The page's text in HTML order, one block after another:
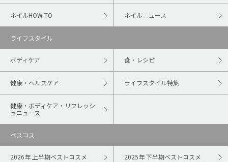
ネイルHOW TO ネイルニュース
ライフスタイル
ボディケア 食・レシピ
健康・ヘルスケア ライフスタイル特集
健康・ボディケア・リフレッシ
ュニュース
ベスコス
2026年 上半期ベストコスメ 2025年 下半期ベストコスメ